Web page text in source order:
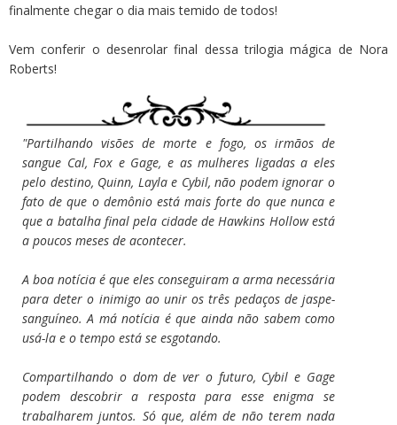
finalmente chegar o dia mais temido de todos!
Vem conferir o desenrolar final dessa trilogia mágica de Nora
Roberts!
"Partilhando visões de morte e fogo, os irmãos de
sangue Cal, Fox e Gage, e as mulheres ligadas a eles
pelo destino, Quinn, Layla e Cybil, não podem ignorar o
fato de que o demônio está mais forte do que nunca e
que a batalha final pela cidade de Hawkins Hollow está
a poucos meses de acontecer.
A boa notícia é que eles conseguiram a arma necessária
para deter o inimigo ao unir os três pedaços de jaspe-
sanguíneo. A má notícia é que ainda não sabem como
usá-la e o tempo está se esgotando.
Compartilhando o dom de ver o futuro, Cybil e Gage
podem descobrir a resposta para esse enigma se
trabalharem juntos. Só que, além de não terem nada